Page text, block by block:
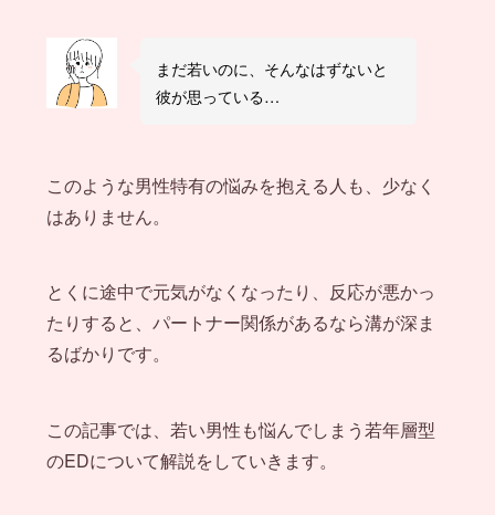
まだ若いのに、そんなはずないと
彼が思っている…
このような男性特有の悩みを抱える人も、少なく
はありません。
とくに途中で元気がなくなったり、反応が悪かっ
たりすると、パートナー関係があるなら溝が深ま
るばかりです。
この記事では、若い男性も悩んでしまう若年層型
のEDについて解説をしていきます。